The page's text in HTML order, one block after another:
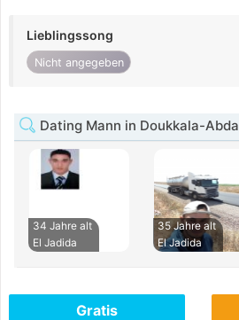
Lieblingssong
Nicht angegeben
Dating Mann in Doukkala-Abda
34 Jahre alt
El Jadida
35 Jahre alt
El Jadida
Gratis